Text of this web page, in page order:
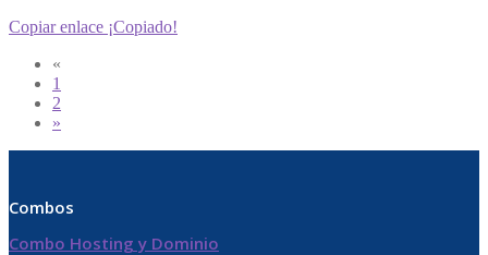
Copiar enlace ¡Copiado!
«
1
2
»
Combos
Combo Hosting y Dominio